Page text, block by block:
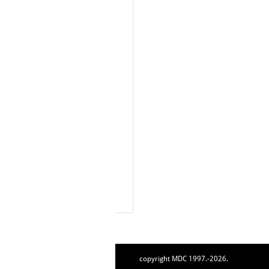
copyright MDC 1997.-2026.